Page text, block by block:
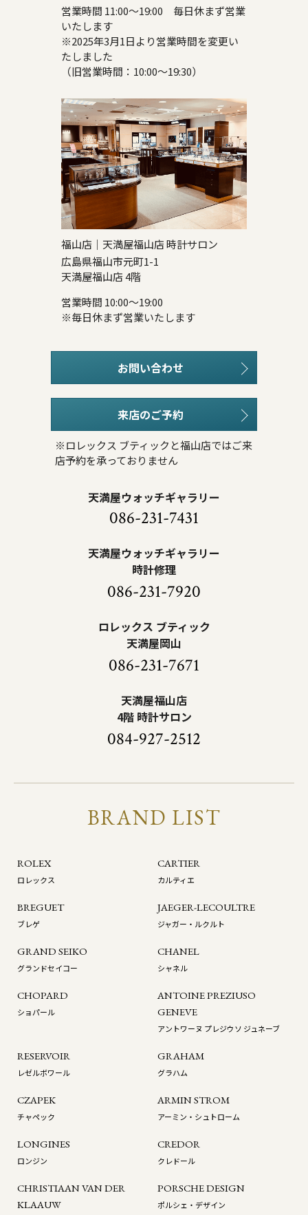
営業時間 11:00～19:00 毎日休まず営業
いたします
※2025年3月1日より営業時間を変更い
たしました
（旧営業時間：10:00～19:30）
福山店｜天満屋福山店 時計サロン
広島県福山市元町1-1
天満屋福山店 4階
営業時間 10:00～19:00
※毎日休まず営業いたします
お問い合わせ
来店のご予約
※ロレックス ブティックと福山店ではご来
店予約を承っておりません
天満屋ウォッチギャラリー
086-231-7431
天満屋ウォッチギャラリー
時計修理
086-231-7920
ロレックス ブティック
天満屋岡山
086-231-7671
天満屋福山店
4階 時計サロン
084-927-2512
BRAND LIST
ROLEX
ロレックス
CARTIER
カルティエ
BREGUET
ブレゲ
JAEGER-LECOULTRE
ジャガー・ルクルト
GRAND SEIKO
グランドセイコー
CHANEL
シャネル
CHOPARD
ショパール
ANTOINE PREZIUSO
GENEVE
アントワーヌ プレジウソ ジュネーブ
RESERVOIR
レゼルボワール
GRAHAM
グラハム
CZAPEK
チャペック
ARMIN STROM
アーミン・シュトローム
LONGINES
ロンジン
CREDOR
クレドール
CHRISTIAAN VAN DER
KLAAUW
PORSCHE DESIGN
ポルシェ・デザイン